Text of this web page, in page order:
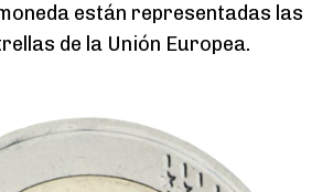
están representadas las
de la Unión Europea.